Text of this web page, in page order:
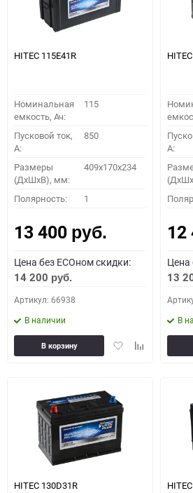
HITEC 115E41R
Номинальная
емкость, Ач:
115
Пусковой ток,
A:
850
Размеры
(ДхШхВ), мм:
409x170x234
Полярность: 1
13 400 руб.
Цена без ECOном скидки:
14 200 руб.
Артикул: 66938
В наличии
ДобавитьДобавить
В корзину
A:
12
Цена
13
В
HITEC 130D31R